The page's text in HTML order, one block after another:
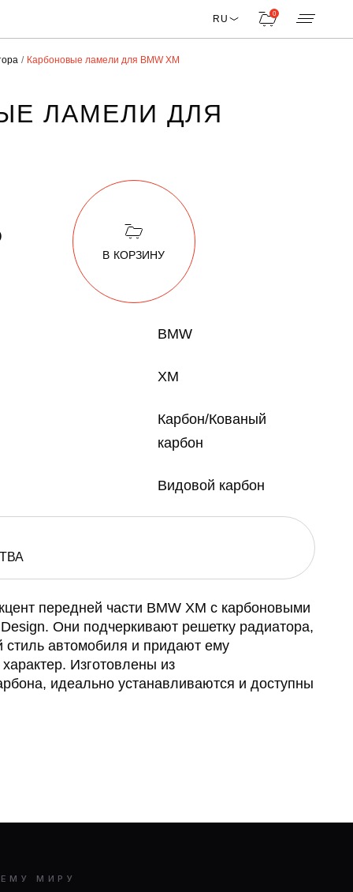
RU 0
Карбоновые ламели для BMW XM
ЛАМЕЛИ ДЛЯ
В КОРЗИНУ
BMW
XM
Карбон/Кованый
карбон
Видовой карбон
передней части BMW XM с карбоновыми
Они подчеркивают решетку радиатора,
стиль автомобиля и придают ему
Изготовлены из
идеально устанавливаются и доступны
МИРУ